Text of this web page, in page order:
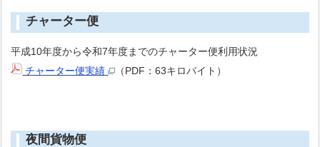
チャーター便
平成10年度から令和7年度までのチャーター便利用状況
チャーター便実績
（PDF：63キロバイト）
夜間貨物便